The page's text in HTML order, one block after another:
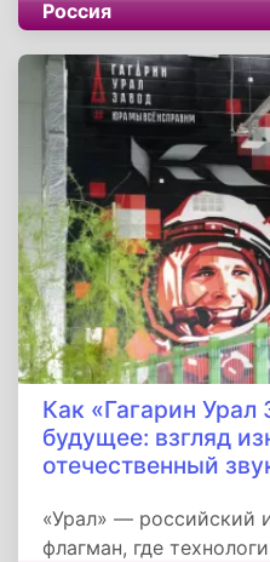
Россия
Как «Гагарин Урал
будущее: взгляд
отечественный
«Урал» — российский
флагман, где